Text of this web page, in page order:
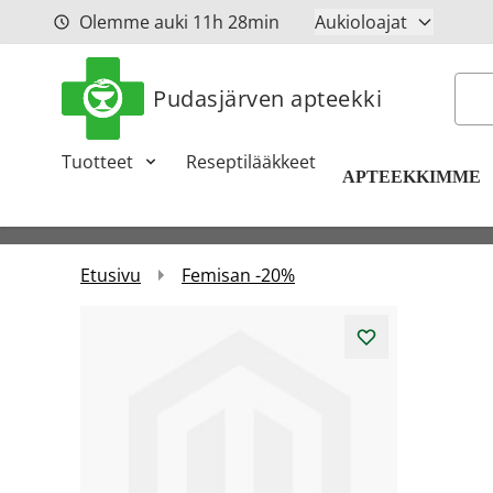
Siirry sisältöönOlemme auki 11h 28min Aukioloajat
Pudasjärven apteekki
Tuotteet Reseptilääkkeet
APTEEKKIMME
Etusivu Femisan -20%